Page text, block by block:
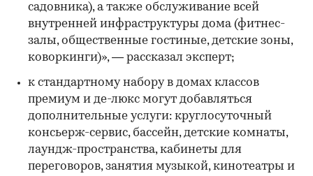
садовника), а также обслуживание всей
внутренней инфраструктуры дома (фитнес-
залы, общественные гостиные, детские зоны,
коворкинги)», — рассказал эксперт;
к стандартному набору в домах классов
премиум и де-люкс могут добавляться
дополнительные услуги: круглосуточный
консьерж-сервис, бассейн, детские комнаты,
лаундж-пространства, кабинеты для
переговоров, занятия музыкой, кинотеатры и